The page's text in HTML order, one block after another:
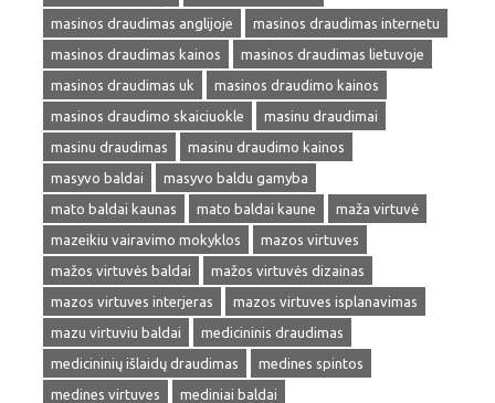
masinos draudimas anglijoje
masinos draudimas internetu
masinos draudimas kainos
masinos draudimas lietuvoje
masinos draudimas uk
masinos draudimo kainos
masinos draudimo skaiciuokle
masinu draudimai
masinu draudimas
masinu draudimo kainos
masyvo baldai
masyvo baldu gamyba
mato baldai kaunas
mato baldai kaune
maža virtuvė
mazeikiu vairavimo mokyklos
mazos virtuves
mažos virtuvės baldai
mažos virtuvės dizainas
mazos virtuves interjeras
mazos virtuves isplanavimas
mazu virtuviu baldai
medicininis draudimas
medicininių išlaidų draudimas
medines spintos
medines virtuves
mediniai baldai